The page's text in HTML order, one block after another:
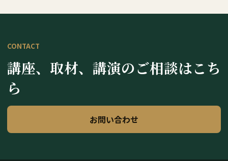
CONTACT
講座、取材、講演のご相談はこち
ら
お問い合わせ